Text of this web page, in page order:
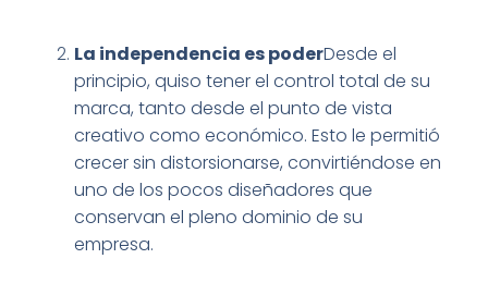
La independencia es poderDesde el
principio, quiso tener el control total de su
marca, tanto desde el punto de vista
creativo como económico. Esto le permitió
crecer sin distorsionarse, convirtiéndose en
uno de los pocos diseñadores que
conservan el pleno dominio de su
empresa.